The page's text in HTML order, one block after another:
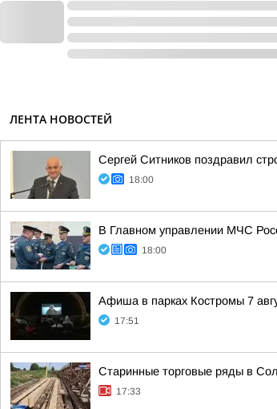
ЛЕНТА НОВОСТЕЙ
Сергей Ситников поздравил
18:00
В Главном управлении МЧС
18:00
Афиша в парках Костромы 7
17:51
Старинные торговые ряды в
17:33